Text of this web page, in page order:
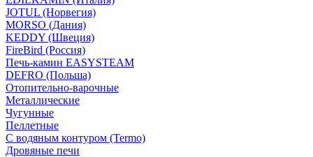
JOTUL (Норвегия)
MORSO (Дания)
KEDDY (Швеция)
FireBird (Россия)
Печь-камин EASYSTEAM
DEFRO (Польша)
Отопительно-варочные
Металлические
Чугунные
Пеллетные
С водяным контуром (Termo)
Дровяные печи